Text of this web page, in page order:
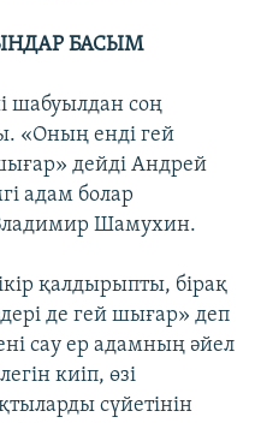
БАСЫМ
шабуылдан соң
«Оның енді гей
дейді Андрей
адам болар
Шамухин.
қалдырыпты, бірақ
де гей шығар» деп
сау ер адамның әйел
киіп, өзі
сүйетінін